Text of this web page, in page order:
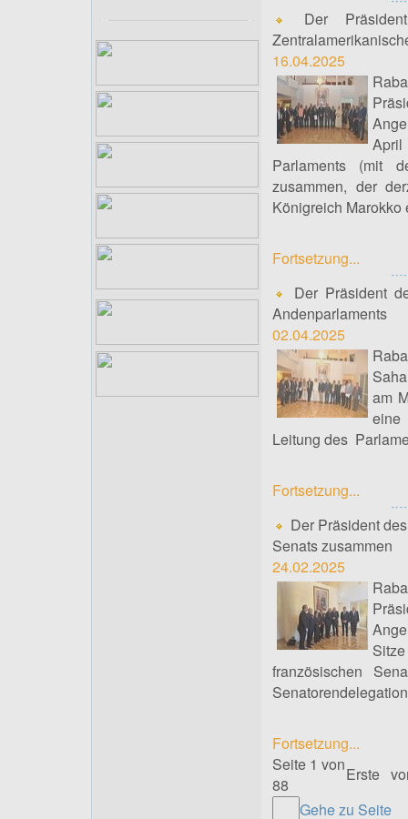
Der
16.04.2025
Parlaments (mit
zusammen, der
Königreich Marokko
Fortsetzung...
Der Präsident
Andenparlaments
02.04.2025
am
eine
Leitung des
Fortsetzung...
Der Präsident
Senats zusammen
24.02.2025
französischen
Fortsetzung...
Seite 1 von
88
Erste
Gehe zu Seite